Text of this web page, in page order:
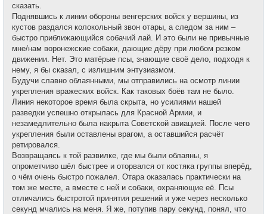
сказать.
Поднявшись к линии обороны венгерских войск у вершины, из
кустов раздался колокольный звон отары, а следом за ним –
быстро приближающийся собачий лай. И это были не привычные
мне/нам воронежские собаки, дающие дёру при любом резком
движении. Нет. Это матёрые псы, знающие своё дело, подходя к
нему, я бы сказал, с излишним энтузиазмом.
Будучи славно облаянными, мы отправились на осмотр линии
укрепления вражеских войск. Как таковых боёв там не было.
Линия некоторое время была скрыта, но усилиями нашей
разведки успешно открылась для Красной Армии, и
незамедлительно была накрыта Советской авиацией. После чего
укрепления были оставлены врагом, а оставшийся расчёт
ретировался.
Возвращаясь к той развилке, где мы были облаяны, я
опрометчиво шёл быстрее и оторвался от костяка группы вперёд,
о чём очень быстро пожалел. Отара оказалась практически на
том же месте, а вместе с ней и собаки, охраняющие её. Псы
отличались быстротой принятия решений и уже через несколько
секунд мчались на меня. Я же, потупив пару секунд, понял, что